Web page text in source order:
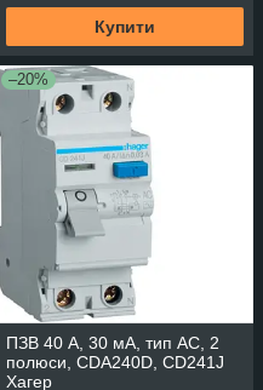
Купити
–20%
ПЗВ 40 A, 30 мA, тип AC, 2
полюси, CDA240D, CD241J
Хагер